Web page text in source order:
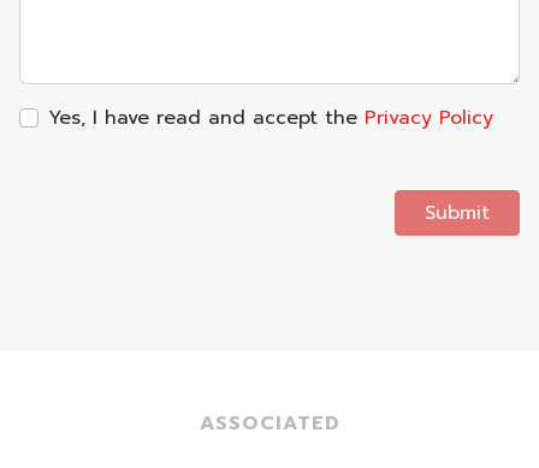
Yes, I have read and accept the Privacy Policy
Submit
ASSOCIATED